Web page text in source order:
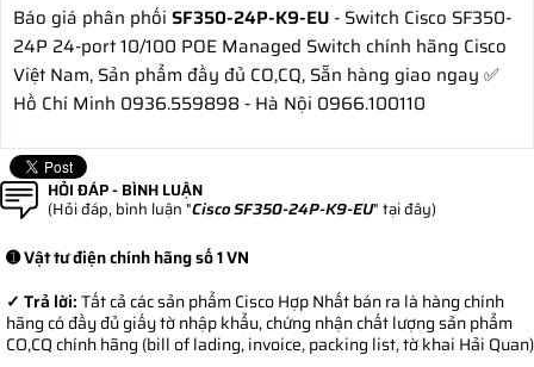
Báo giá phân phối SF350-24P-K9-EU - Switch Cisco SF350-
24P 24-port 10/100 POE Managed Switch chính hãng Cisco
Việt Nam, Sản phẩm đầy đủ CO,CQ, Sẵn hàng giao ngay ✅
Hồ Chí Minh 0936.559898 - Hà Nội 0966.100110
HỎI ĐÁP - BÌNH LUẬN
(Hỏi đáp, bình luận "Cisco SF350-24P-K9-EU" tại đây)
➊ Vật tư điện chính hãng số 1 VN
✓ Trả lời:Tất cả các sản phẩm Cisco Hợp Nhất bán ra là hàng chính
hãng có đầy đủ giấy tờ nhập khẩu, chứng nhận chất lượng sản phẩm
CO,CQ chính hãng (bill of lading, invoice, packing list, tờ khai Hải Quan)